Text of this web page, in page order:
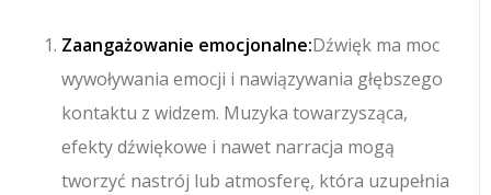
Zaangażowanie emocjonalne:Dźwięk ma moc
wywoływania emocji i nawiązywania głębszego
kontaktu z widzem. Muzyka towarzysząca,
efekty dźwiękowe i nawet narracja mogą
tworzyć nastrój lub atmosferę, która uzupełnia